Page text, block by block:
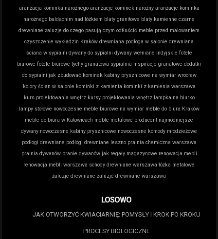
aranżacja kominka narożnego aranżacje kominek narożny aranżacje kominka
narożnego baldachim nad łóżkiem blaty granitowe blaty kamienne czarne
drewniane żaluzje do czego pasują czym odtłuścić meble przed malowaniem
czyszczenie wykładzin Kraków drewniana podłoga w salonie drewniana
ściana w sypialni dywany do sypialni dywany wełniane indyjskie fotele
biurowe fotele biurowe tychy granatowa sypialnia inspiracje granatowe dodatki
do sypialni jak zbudować kominek kabiny prysznicowe na wymiar wrocław
kolory ścian w salonie kominki z kamienia kominki z kamienia warszawa
kurs projektowania wnętrz kursy projektowania wnętrz lampka na biurko
lampy stołowe nowoczesne meble biurowe na wymiar meble do biura Kraków
meble do biura w Katowicach meble metalowe producent najmodniejsze
dywany nowoczesne kabiny prysznicowe nowoczesne komody młodzieżowe
podłogi drewniane podłogi drewniane leszno pralnia chemiczna warszawa
pralnia dywanów pranie dywanów jak regały magazynowe renowacja mebli
renowacja mebli warszawa schody drewniane warszawa łóżka metalowe
żaluzje drewniane żaluzje drewniane warszawa
LOSOWO
JAK OTWORZYĆ KWIACIARNIĘ: POMYSŁY I KROK PO KROKU
PROCESY BIOLOGICZNE